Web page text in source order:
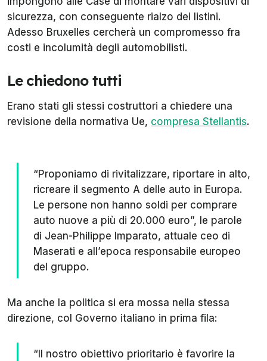
sicurezza, con conseguente rialzo dei listini.
Adesso Bruxelles cercherà un compromesso fra
costi e incolumità degli automobilisti.
Le chiedono tutti
Erano stati gli stessi costruttori a chiedere una
revisione della normativa Ue, compresa Stellantis.
“Proponiamo di rivitalizzare, riportare in alto,
ricreare il segmento A delle auto in Europa.
Le persone non hanno soldi per comprare
auto nuove a più di 20.000 euro”, le parole
di Jean-Philippe Imparato, attuale ceo di
Maserati e all’epoca responsabile europeo
del gruppo.
Ma anche la politica si era mossa nella stessa
direzione, col Governo italiano in prima fila:
“Il nostro obiettivo prioritario è favorire la